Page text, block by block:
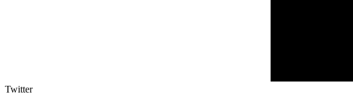
Twitter